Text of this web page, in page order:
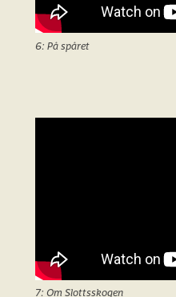
6: På spåret
7: Om Slottsskogen